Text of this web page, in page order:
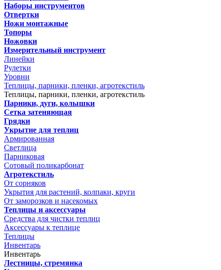
Наборы инструментов
Отвертки
Ножи монтажные
Топоры
Ножовки
Измерительный инструмент
Линейки
Рулетки
Уровни
Теплицы, парники, пленки, агротекстиль
Теплицы, парники, пленки, агротекстиль
Парники, дуги, колышки
Сетка затеняющая
Грядки
Укрытие для теплиц
Армированная
Светлица
Парниковая
Сотовый поликарбонат
Агротекстиль
От сорняков
Укрытия для растений, колпаки, круги
От заморозков и насекомых
Теплицы и аксессуары
Средства для чистки теплиц
Аксессуары к теплице
Теплицы
Инвентарь
Инвентарь
Лестницы, стремянка